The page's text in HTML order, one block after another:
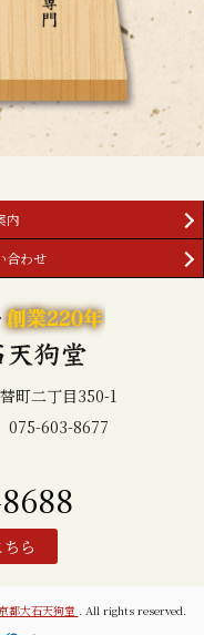
内
合わせ
町二丁目350-1
603-8677
ら
都大石天狗堂
. All rights reserved.